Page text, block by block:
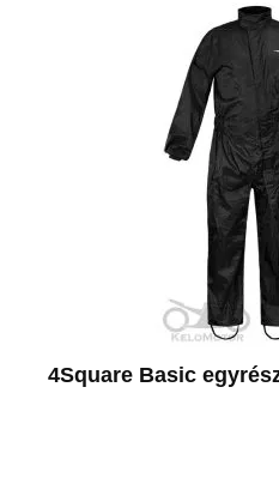
4Square Basic